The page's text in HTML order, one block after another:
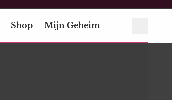
Shop Mijn Geheim